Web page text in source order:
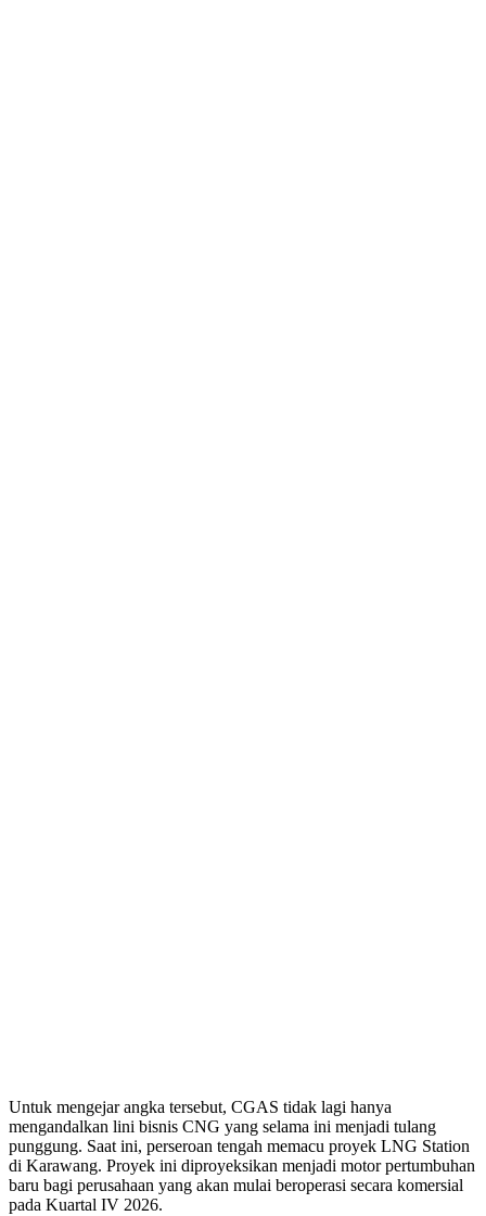
Untuk mengejar angka tersebut, CGAS tidak lagi hanya
mengandalkan lini bisnis CNG yang selama ini menjadi tulang
punggung. Saat ini, perseroan tengah memacu proyek LNG Station
di Karawang. Proyek ini diproyeksikan menjadi motor pertumbuhan
baru bagi perusahaan yang akan mulai beroperasi secara komersial
pada Kuartal IV 2026.